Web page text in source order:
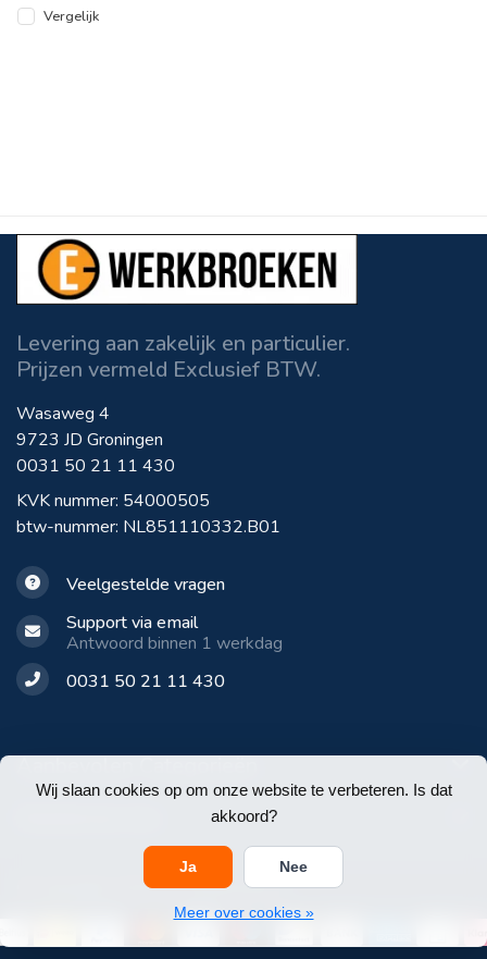
Wij slaan cookies op om onze website te verbeteren. Is dat
akkoord?
Ja Nee
Meer over cookies »
Vergelijk
Levering aan zakelijk en particulier.
Prijzen vermeld Exclusief BTW.
Wasaweg 4
9723 JD Groningen
0031 50 21 11 430
KVK nummer: 54000505
btw-nummer: NL851110332.B01
Veelgestelde vragen
Support via email
Antwoord binnen 1 werkdag
0031 50 21 11 430
© Copyright 2026 E-Werkbroeken